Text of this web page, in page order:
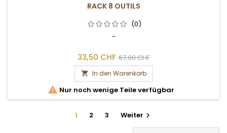
RACK 8 OUTILS
(0)
-
33,50 CHF 67,00 CHF
 In den Warenkorb
 Nur noch wenige Teile verfügbar
1 2 3 Weiter 